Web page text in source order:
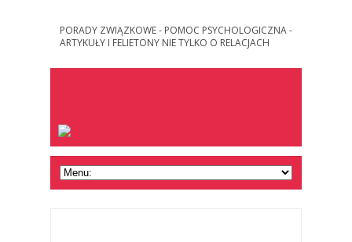
PORADY ZWIĄZKOWE - POMOC PSYCHOLOGICZNA -
ARTYKUŁY I FELIETONY NIE TYLKO O RELACJACH